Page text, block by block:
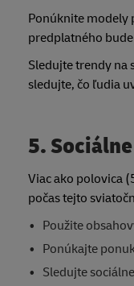
Ponúknite modely
predplatného
Sledujte trendy na
sledujte, čo ľudia
5.
Viac ako polovica
počas tejto
Použite
Ponúkajte
Sledujte